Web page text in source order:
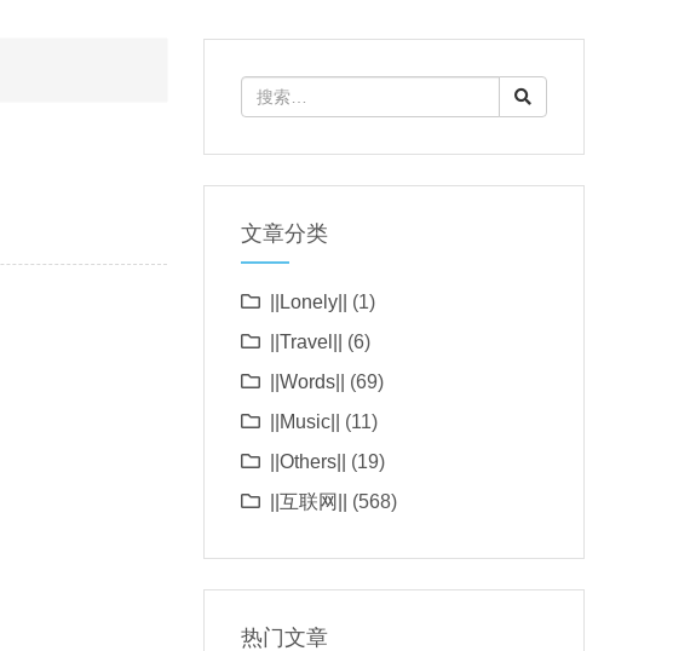
文章分类
||Lonely||
(1)
||Travel||
(6)
||Words||
(69)
||Music||
(11)
||Others||
(19)
||互联网||
(568)
热门文章